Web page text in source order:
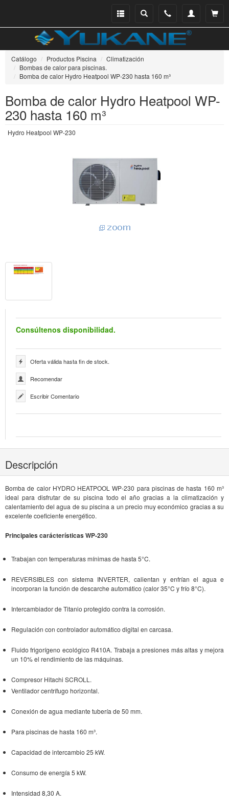
Ver
Mi
Teléfono
Buscar
Menu
Catálogo Productos Piscina
Climatización
Bombas de calor para piscinas.
Bomba de calor Hydro Heatpool WP-230 hasta 160 m³
Bomba de calor Hydro Heatpool WP-
230 hasta 160 m³
Hydro Heatpool WP-230
Consúltenos disponibilidad.
Oferta válida hasta fin de stock.
Recomendar
Escribir Comentario
Descripción
Bomba de calor HYDRO HEATPOOL WP-230 para piscinas de hasta 160 m³
ideal para disfrutar de su piscina todo el año gracias a la climatización y
calentamiento del agua de su piscina a un precio muy económico gracias a su
excelente coeficiente energético.
Principales carácterísticas WP-230
Trabajan con temperaturas mínimas de hasta 5°C.
REVERSIBLES con sistema INVERTER, calientan y enfrían el agua e
incorporan la función de descarche automático (calor 35°C y frío 8°C).
Intercambiador de Titanio protegido contra la corrosión.
Regulación con controlador automático digital en carcasa.
Fluido frigorígeno ecológico R410A. Trabaja a presiones más altas y mejora
un 10% el rendimiento de las máquinas.
Compresor Hitachi SCROLL.
Ventilador centrífugo horizontal.
Conexión de agua mediante tubería de 50 mm.
Para piscinas de hasta 160 m³.
Capacidad de intercambio 25 kW.
Consumo de energía 5 kW.
Intensidad 8,30 A.